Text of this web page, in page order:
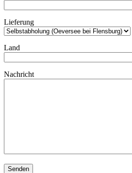
Lieferung
Land
Nachricht